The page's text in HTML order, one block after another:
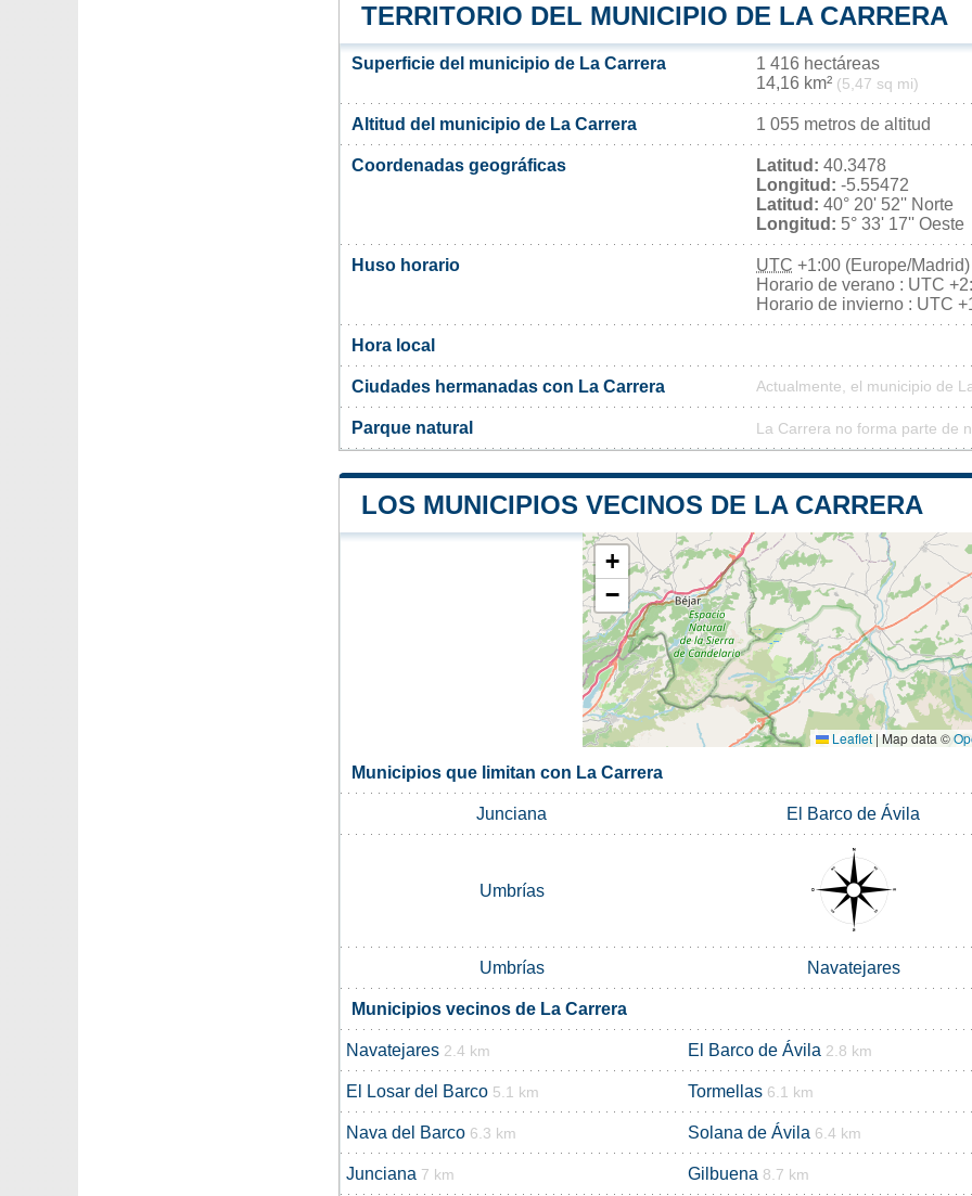
TERRITORIO DEL MUNICIPIO DE LA CARRERA
Superficie del municipio de La Carrera
1 416 hectáreas
14,16 km² (5,47 sq mi)
Altitud del municipio de La Carrera 1 055 metros de altitud
Coordenadas geográficas Latitud: 40.3478
Longitud: -5.55472
Latitud: 40° 20' 52'' Norte
Longitud: 5° 33' 17'' Oeste
Huso horario UTC +1:00 (Europe/Madrid)
Horario de verano : UTC
Horario de invierno : UTC
Hora local
Ciudades hermanadas con La Carrera Actualmente, el municipio de
Parque natural La Carrera no forma parte de
LOS MUNICIPIOS VECINOS DE LA CARRERA
+
−
Leaflet | Map data ©
Municipios que limitan con La Carrera
Junciana El Barco de Ávila
Umbrías
Umbrías Navatejares
Municipios vecinos de La Carrera
Navatejares 2.4 km El Barco de Ávila 2.8 km
El Losar del Barco 5.1 km Tormellas 6.1 km
Nava del Barco 6.3 km Solana de Ávila 6.4 km
Junciana 7 km Gilbuena 8.7 km